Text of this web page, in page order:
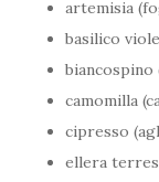
artemisia
basilico
biancospino
camomilla
cipresso
ellera